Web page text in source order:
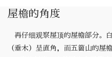
屋檐的角度
再仔细观察屋顶的屋檐部分。
（垂木）呈直角，而五箇山的屋